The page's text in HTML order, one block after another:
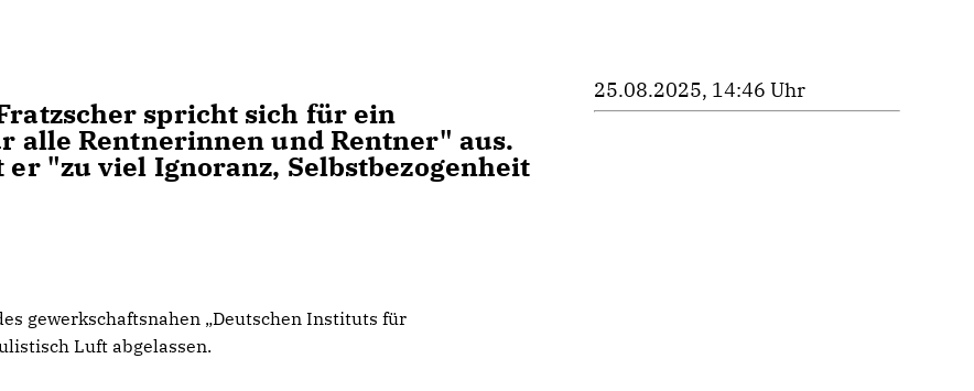
spricht sich für ein
alle Rentnerinnen und Rentner" aus.
"zu viel Ignoranz, Selbstbezogenheit
gewerkschaftsnahen „Deutschen Instituts für
Luft abgelassen.
25.08.2025, 14:46 Uhr